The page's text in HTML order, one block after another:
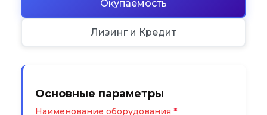
Окупаемость
Лизинг и Кредит
Основные параметры
Наименование оборудования